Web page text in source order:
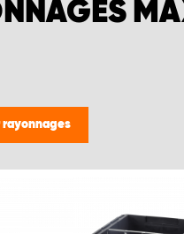
rayonnages